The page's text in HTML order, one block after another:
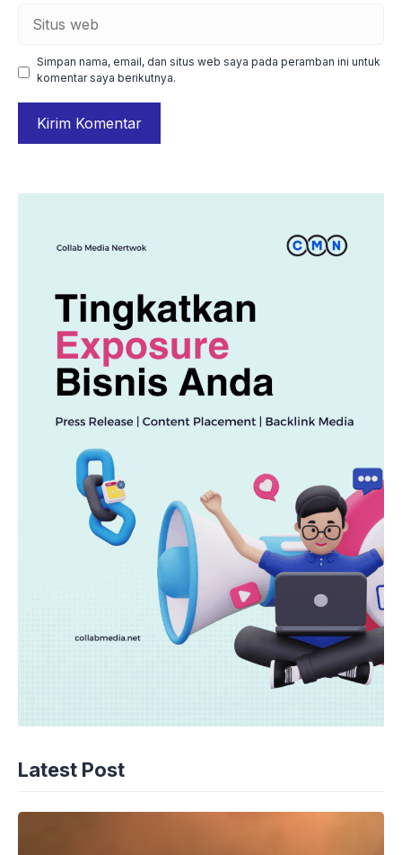
web
Simpan nama, email, dan situs web saya pada peramban ini untuk
komentar saya berikutnya.
Latest Post